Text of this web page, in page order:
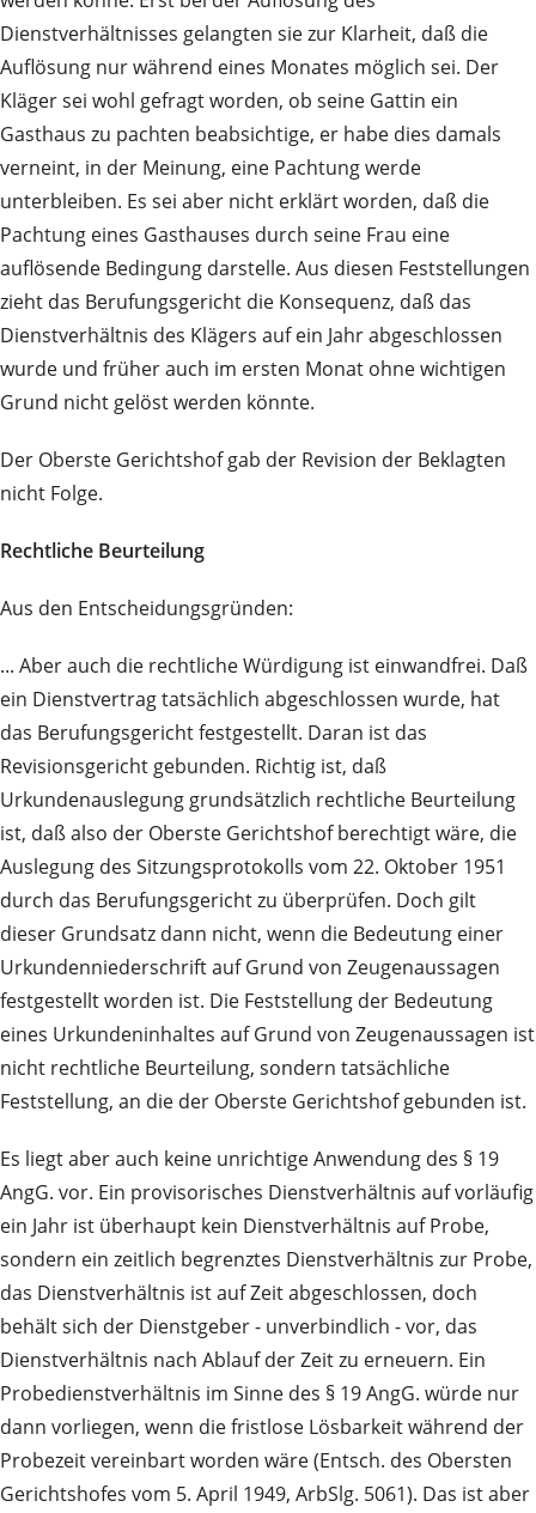
Dienstverhältnisses gelangten sie zur Klarheit, daß die
Auflösung nur während eines Monates möglich sei. Der
Kläger sei wohl gefragt worden, ob seine Gattin ein
Gasthaus zu pachten beabsichtige, er habe dies damals
verneint, in der Meinung, eine Pachtung werde
unterbleiben. Es sei aber nicht erklärt worden, daß die
Pachtung eines Gasthauses durch seine Frau eine
auflösende Bedingung darstelle. Aus diesen Feststellungen
zieht das Berufungsgericht die Konsequenz, daß das
Dienstverhältnis des Klägers auf ein Jahr abgeschlossen
wurde und früher auch im ersten Monat ohne wichtigen
Grund nicht gelöst werden könnte.
Der Oberste Gerichtshof gab der Revision der Beklagten
nicht Folge.
Rechtliche Beurteilung
Aus den Entscheidungsgründen:
... Aber auch die rechtliche Würdigung ist einwandfrei. Daß
ein Dienstvertrag tatsächlich abgeschlossen wurde, hat
das Berufungsgericht festgestellt. Daran ist das
Revisionsgericht gebunden. Richtig ist, daß
Urkundenauslegung grundsätzlich rechtliche Beurteilung
ist, daß also der Oberste Gerichtshof berechtigt wäre, die
Auslegung des Sitzungsprotokolls vom 22. Oktober 1951
durch das Berufungsgericht zu überprüfen. Doch gilt
dieser Grundsatz dann nicht, wenn die Bedeutung einer
Urkundenniederschrift auf Grund von Zeugenaussagen
festgestellt worden ist. Die Feststellung der Bedeutung
eines Urkundeninhaltes auf Grund von Zeugenaussagen ist
nicht rechtliche Beurteilung, sondern tatsächliche
Feststellung, an die der Oberste Gerichtshof gebunden ist.
Es liegt aber auch keine unrichtige Anwendung des § 19
AngG. vor. Ein provisorisches Dienstverhältnis auf vorläufig
ein Jahr ist überhaupt kein Dienstverhältnis auf Probe,
sondern ein zeitlich begrenztes Dienstverhältnis zur Probe,
das Dienstverhältnis ist auf Zeit abgeschlossen, doch
behält sich der Dienstgeber - unverbindlich - vor, das
Dienstverhältnis nach Ablauf der Zeit zu erneuern. Ein
Probedienstverhältnis im Sinne des § 19 AngG. würde nur
dann vorliegen, wenn die fristlose Lösbarkeit während der
Probezeit vereinbart worden wäre (Entsch. des Obersten
Gerichtshofes vom 5. April 1949, ArbSlg. 5061). Das ist aber